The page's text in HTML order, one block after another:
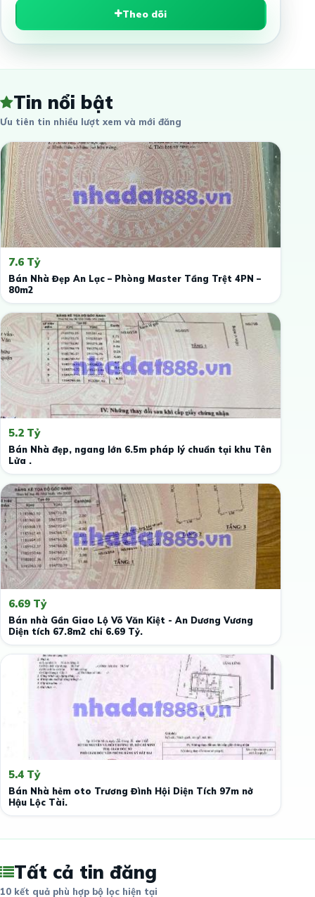
Theo dõi
Tin nổi bật
Ưu tiên tin nhiều lượt xem và mới đăng
7.6 Tỷ
Bán Nhà Đẹp An Lạc – Phòng Master Tầng Trệt 4PN –
80m2
5.2 Tỷ
Bán Nhà đẹp, ngang lớn 6.5m pháp lý chuẩn tại khu Tên
Lửa .
6.69 Tỷ
Bán nhà Gần Giao Lộ Võ Văn Kiệt - An Dương Vương
Diện tích 67.8m2 chỉ 6.69 Tỷ.
5.4 Tỷ
Bán Nhà hẻm oto Trương Đình Hội Diện Tích 97m nở
Hậu Lộc Tài.
Tất cả tin đăng
10 kết quả phù hợp bộ lọc hiện tại